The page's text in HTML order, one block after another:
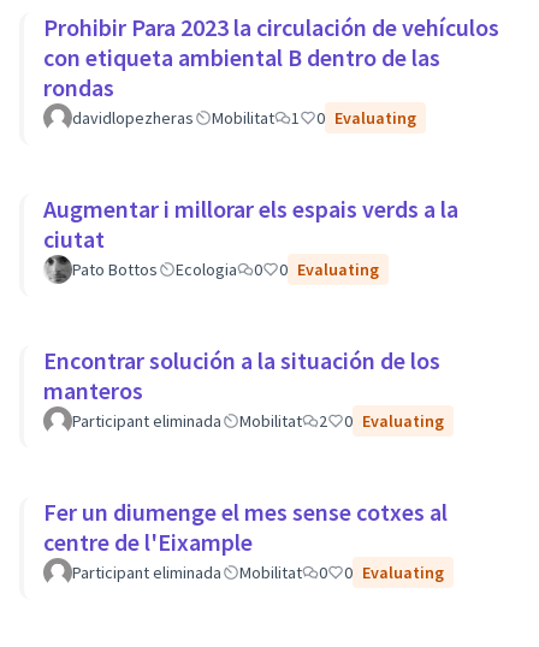
Prohibir Para 2023 la circulación de vehículos
con etiqueta ambiental B dentro de las
rondas
davidlopezheras Mobilitat 1 0 Evaluating
Augmentar i millorar els espais verds a la
ciutat
Pato Bottos Ecologia 0 0 Evaluating
Encontrar solución a la situación de los
manteros
Participant eliminada Mobilitat 2 0 Evaluating
Fer un diumenge el mes sense cotxes al
centre de l'Eixample
Participant eliminada Mobilitat 0 0 Evaluating